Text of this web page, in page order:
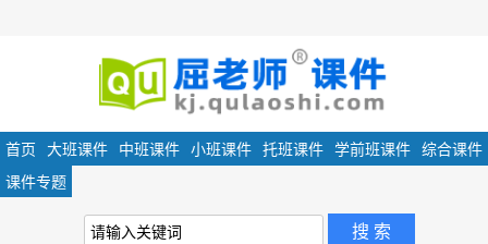
首页 大班课件 中班课件 小班课件 托班课件 学前班课件
综合课件
课件专题